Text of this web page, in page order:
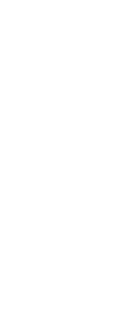
George Sand
avec